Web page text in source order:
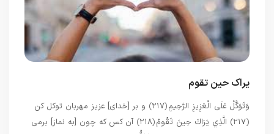
یراک حین تقوم
وَتَوَكَّلْ عَلَى الْعَزِيزِ الرَّحِيمِ ﴿۲۱۷﴾ و بر [خداى] عزيز مهربان توكل كن
(۲۱۷) الَّذِي يَرَاكَ حِينَ تَقُومُ ﴿۲۱۸﴾ آن كس كه چون [به نماز] برمى